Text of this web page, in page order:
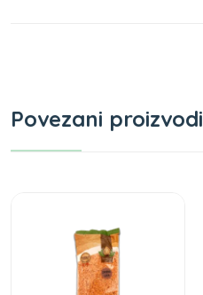
Povezani proizvodi